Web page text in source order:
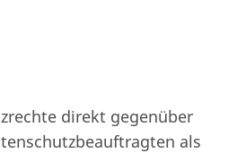
direkt gegenüber
als